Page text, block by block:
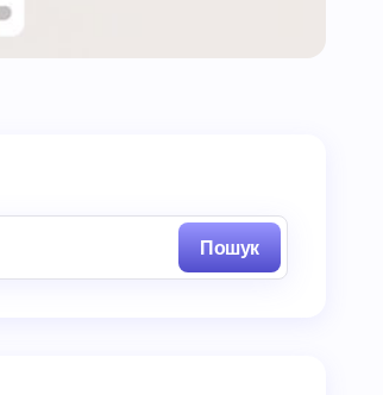
Пошук